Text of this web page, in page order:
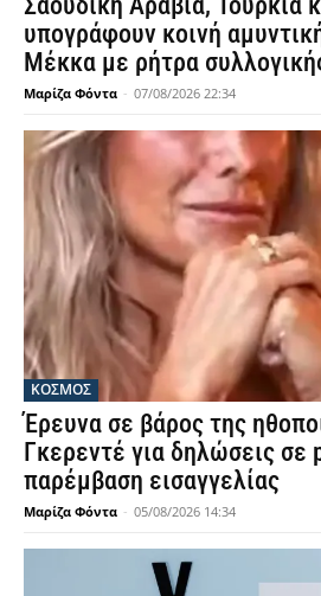
υπογράφουν κοινή
Μέκκα με ρήτρα
Μαρίζα Φόντα - 07/08/2026 22:34
ΚΟΣΜΟΣ
Έρευνα σε βάρος της
Γκερεντέ για δηλώσεις σε
παρέμβαση εισαγγελίας
Μαρίζα Φόντα - 05/08/2026 14:34